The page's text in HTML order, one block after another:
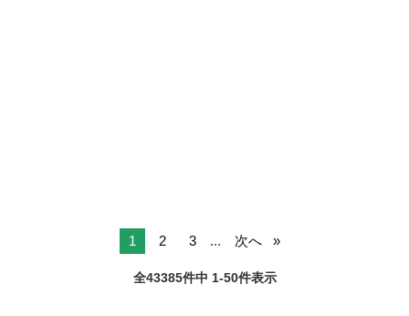
1 2 3 ... 次へ
全43385件中 1-50件表示